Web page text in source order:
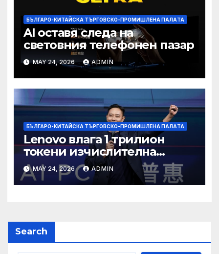
БЪЛГАРО-КИТАЙСКА ТЪРГОВСКО-ПРОМИШЛЕНА ПАЛAТА
AI оставя следа на
световния телефонен пазар
MAY 24, 2026 ADMIN
БЪЛГАРО-КИТАЙСКА ТЪРГОВСКО-ПРОМИШЛЕНА ПАЛAТА
Lenovo влага 1 трилион
токени изчислителна
мощност в AI екосистемата
MAY 24, 2026 ADMIN
Search